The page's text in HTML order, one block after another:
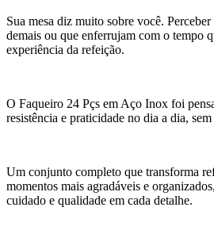
Sua mesa diz muito sobre você.
demais ou que enferrujam com o tempo
experiência da refeição.
O Faqueiro 24 Pçs em Aço Inox foi
resistência e praticidade no dia a dia,
Um conjunto completo que transforma
momentos mais agradáveis e
cuidado e qualidade em cada detalhe.